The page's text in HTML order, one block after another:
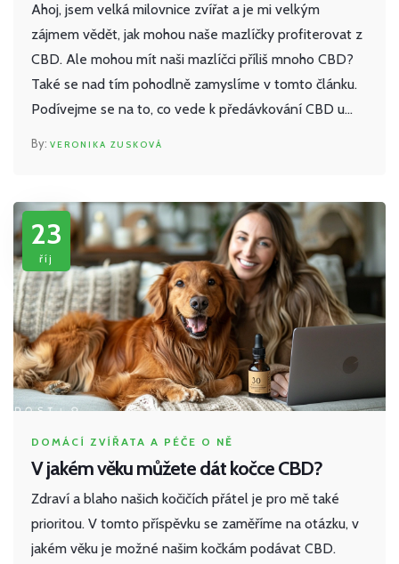
Ahoj, jsem velká milovnice zvířat a je mi velkým
zájmem vědět, jak mohou naše mazlíčky profiterovat z
CBD. Ale mohou mít naši mazlíčci příliš mnoho CBD?
Také se nad tím pohodlně zamyslíme v tomto článku.
Podívejme se na to, co vede k předávkování CBD u
VERONIKA ZUSKOVÁ
23
říj
DOMÁCÍ ZVÍŘATA A PÉČE O NĚ
V jakém věku můžete dát kočce CBD?
Zdraví a blaho našich kočičích přátel je pro mě také
prioritou. V tomto příspěvku se zaměříme na otázku, v
jakém věku je možné našim kočkám podávat CBD.